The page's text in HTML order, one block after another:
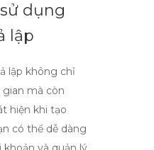
dụng
lập
lập không chỉ
mà còn
hiện khi tạo
có thể dễ dàng